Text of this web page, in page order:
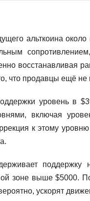
альткоина
восстанавливая
что продавцы ещё не
уровень в
включая
к этому
поддержку
зоне выше $5000.
ускорят